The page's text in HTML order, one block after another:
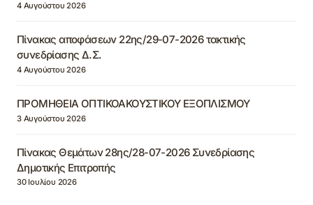
4 Αυγούστου 2026
Πίνακας αποφάσεων 22ης/29-07-2026 τακτικής
συνεδρίασης Δ.Σ.
4 Αυγούστου 2026
ΠΡΟΜΗΘΕΙΑ ΟΠΤΙΚΟΑΚΟΥΣΤΙΚΟΥ ΕΞΟΠΛΙΣΜΟΥ
3 Αυγούστου 2026
Πίνακας Θεμάτων 28ης/28-07-2026 Συνεδρίασης
Δημοτικής Επιτροπής
30 Ιουλίου 2026